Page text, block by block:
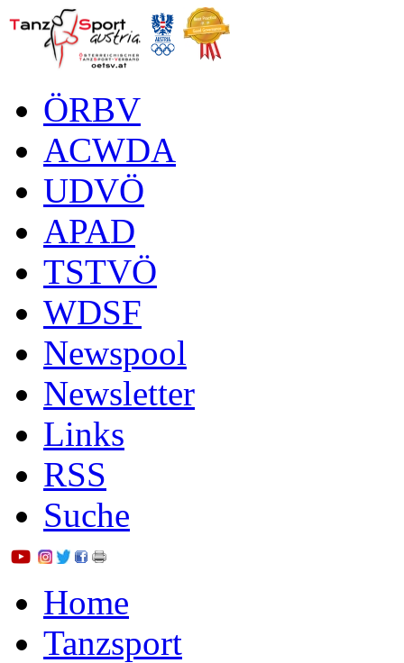
ÖRBV
ACWDA
UDVÖ
APAD
TSTVÖ
WDSF
Newspool
Newsletter
Links
RSS
Suche
Home
Tanzsport